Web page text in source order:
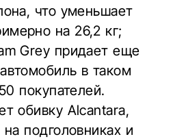
что уменьшает
на 26,2 кг;
Grey придает еще
в таком
покупателей.
обивку Alcantara,
подголовниках и